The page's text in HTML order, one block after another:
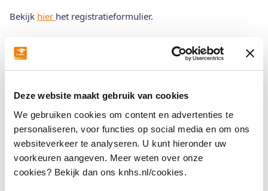
Deze website maakt gebruik van cookies
We gebruiken cookies om content en advertenties te
personaliseren, voor functies op social media en om ons
websiteverkeer te analyseren. U kunt hieronder uw
voorkeuren aangeven. Meer weten over onze
cookies? Bekijk dan ons knhs.nl/cookies.
Bekijk hier het registratieformulier.
Officials
Algemene Voorwaarden mbt lidmaatschap,
startpas, inschrijvingen en deelname aan